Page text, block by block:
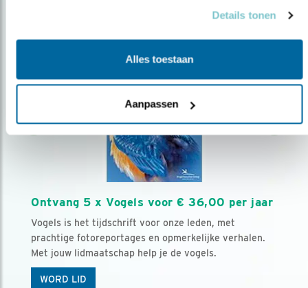
Details tonen
Alles toestaan
Aanpassen
Ontvang 5 x Vogels voor € 36,00 per jaar
Vogels is het tijdschrift voor onze leden, met
prachtige fotoreportages en opmerkelijke verhalen.
Met jouw lidmaatschap help je de vogels.
WORD LID